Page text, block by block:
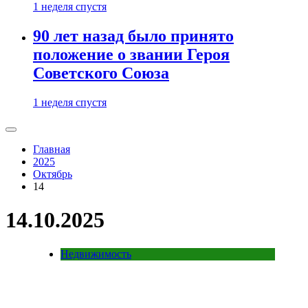
1 неделя спустя
90 лет назад было принято
положение о звании Героя
Советского Союза
1 неделя спустя
Главная
2025
Октябрь
14
14.10.2025
Недвижимость